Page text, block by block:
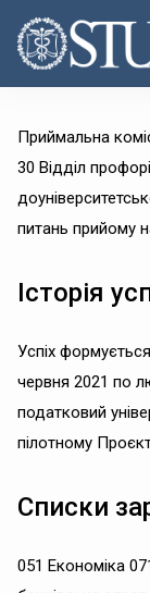
Приймальна
30 Відділ
питань прийому
Історія
Успіх
червня 2021 по
податковий
пілотному
Списки
051 Економіка